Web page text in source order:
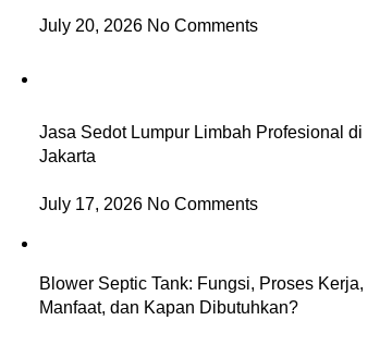
July 20, 2026 No Comments
Jasa Sedot Lumpur Limbah Profesional di
Jakarta
July 17, 2026 No Comments
Blower Septic Tank: Fungsi, Proses Kerja,
Manfaat, dan Kapan Dibutuhkan?